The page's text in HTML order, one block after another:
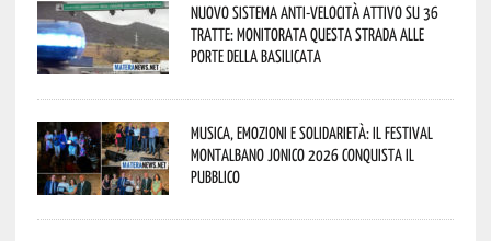
Nuovo sistema anti-velocità attivo su 36
tratte: monitorata questa strada alle
porte della Basilicata
Musica, emozioni e solidarietà: il Festival
Montalbano Jonico 2026 conquista il
pubblico